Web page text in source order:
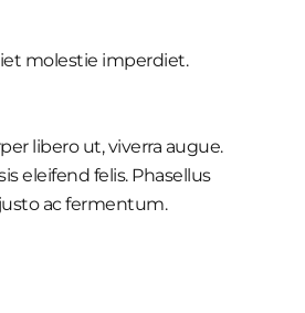
molestie imperdiet.
libero ut, viverra augue.
eleifend felis. Phasellus
ac fermentum.